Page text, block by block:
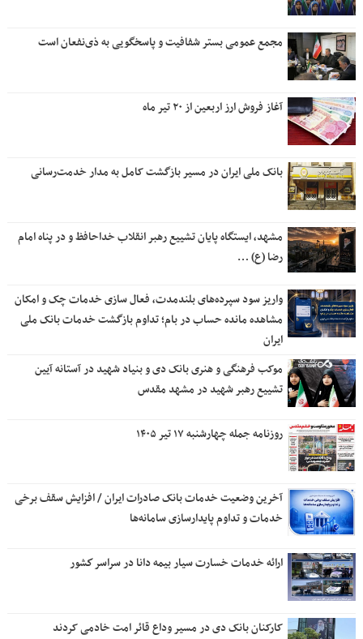
مجمع عمومی بستر شفافیت و پاسخگویی به ذی‌نفعان است
آغاز فروش ارز اربعین از ۲۰ تیر ماه
بانک ملی ایران در مسیر بازگشت کامل به مدار خدمت‌رسانی
مشهد، ایستگاه پایان تشییع رهبر انقلاب خداحافظ و در پناه امام
رضا (ع) …
واریز سود سپرده‌های بلندمدت، فعال سازی خدمات چک و امکان
مشاهده مانده حساب در بام؛ تداوم بازگشت خدمات بانک ملی
ایران
موکب فرهنگی و هنری بانک دی و بنیاد شهید در آستانه آیین
تشییع رهبر شهید در مشهد مقدس
روزنامه جمله چهارشنبه ۱۷ تیر ۱۴۰۵
آخرین وضعیت خدمات بانک صادرات ایران / افزایش سقف برخی
خدمات و تداوم پایدارسازی سامانه‌ها
ارائه خدمات خسارت سیار بیمه دانا در سراسر كشور
کارکنان بانک دی در مسیر وداع قائر امت خادمی کردند